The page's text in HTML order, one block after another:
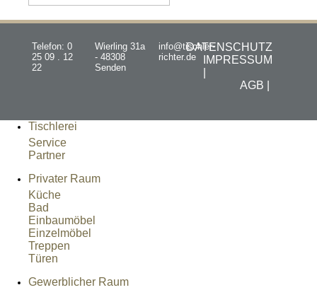
Telefon: 0
25 09 . 12
22
Wierling 31a
- 48308
Senden
info@tischler-
richter.de
DATENSCHUTZ
IMPRESSUM
AGB |
Tischlerei
Service
Partner
Privater Raum
Küche
Bad
Einbaumöbel
Einzelmöbel
Treppen
Türen
Gewerblicher Raum